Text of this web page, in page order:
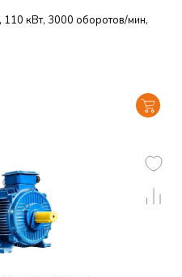
кВт, 3000 оборотов/мин,